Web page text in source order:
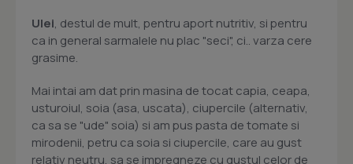
Ulei, destul de mult, pentru aport nutritiv, si pentru
ca in general sarmalele nu plac "seci", ci.. varza cere
grasime.
Mai intai am dat prin masina de tocat capia, ceapa,
usturoiul, soia (asa, uscata), ciupercile (alternativ,
ca sa se "ude" soia) si am pus pasta de tomate si
mirodenii, petru ca soia si ciupercile, care au gust
relativ neutru, sa se impregneze cu gustul celor de